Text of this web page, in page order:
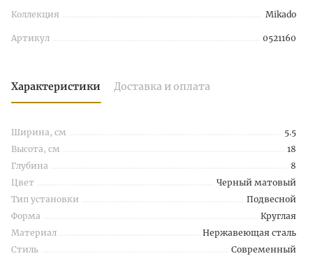
Коллекция Mikado
Артикул 0521160
Характеристики Доставка и оплата
Ширина, см
5.5
Высота, см
18
Глубина
8
Цвет
Черный матовый
Тип установки
Подвесной
Форма
Круглая
Материал
Нержавеющая сталь
Стиль
Современный